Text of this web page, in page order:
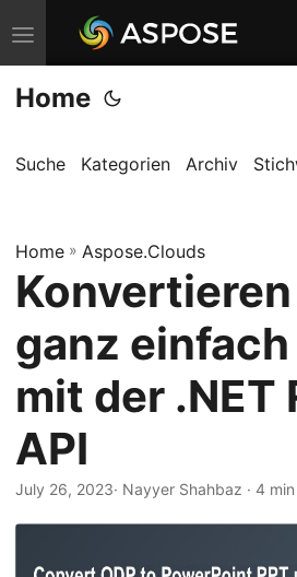
N
a
v
g
i
o
n
u
m
c
h
a
l
Home
Suche Kategorien Archiv
Home » Aspose.Clouds
Konvertieren
ganz einfach
mit der .NET
API
July 26, 2023· Nayyer Shahbaz · 4 min